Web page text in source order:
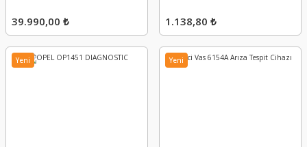
39.990,00 ₺ 1.138,80 ₺
Yeni Yeni